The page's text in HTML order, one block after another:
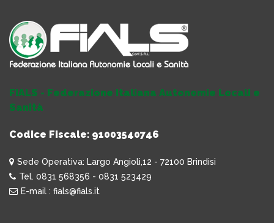
FIALS - Federazione Italiana Autonomie Locali e
Sanità
Codice Fiscale: 91003540746
Sede Operativa: Largo Angioli,12 - 72100 Brindisi
Tel. 0831 568356 - 0831 523429
E-mail : fials@fials.it